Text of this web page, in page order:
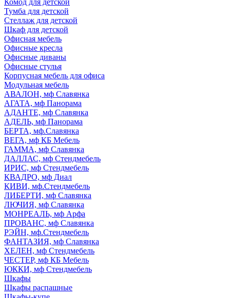
Комод для детской
Тумба для детской
Стеллаж для детской
Шкаф для детской
Офисная мебель
Офисные кресла
Офисные диваны
Офисные стулья
Корпусная мебель для офиса
Модульная мебель
АВАЛОН, мф Славянка
АГАТА, мф Панорама
АДАНТЕ, мф Славянка
АДЕЛЬ, мф Панорама
БЕРТА, мф.Славянка
ВЕГА, мф КБ Мебель
ГАММА, мф Славянка
ДАЛЛАС, мф Стендмебель
ИРИС, мф Стендмебель
КВАДРО, мф Диал
КИВИ, мф.Стендмебель
ЛИБЕРТИ, мф Славянка
ЛЮЧИЯ, мф Славянка
МОНРЕАЛЬ, мф Арфа
ПРОВАНС, мф Славянка
РЭЙН, мф.Стендмебель
ФАНТАЗИЯ, мф Славянка
ХЕЛЕН, мф Стендмебель
ЧЕСТЕР, мф КБ Мебель
ЮККИ, мф Стендмебель
Шкафы
Шкафы распашные